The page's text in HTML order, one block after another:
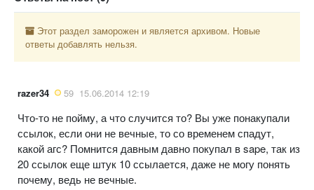
Этот раздел заморожен и является архивом. Новые
ответы добавлять нельзя.
razer34 59 15.06.2014 12:19
Что-то не пойму, а что случится то? Вы уже понакупали
ссылок, если они не вечные, то со временем спадут,
какой агс? Помнится давным давно покупал в sape, так из
20 ссылок еще штук 10 ссылается, даже не могу понять
почему, ведь не вечные.